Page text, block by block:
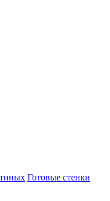
Готовые стенки